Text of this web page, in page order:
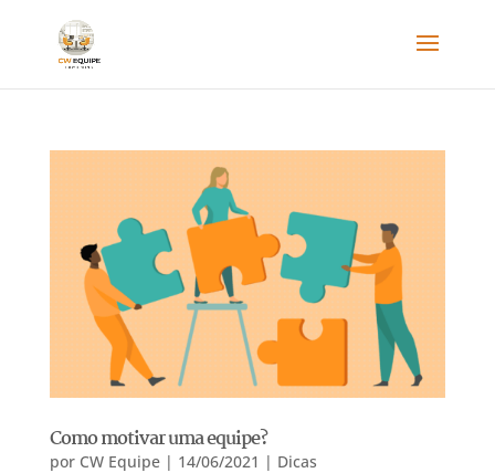
Como motivar uma equipe?
por CW Equipe| 14/06/2021 | Dicas